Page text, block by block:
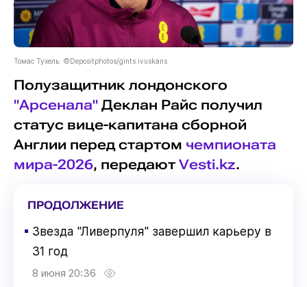
Томас Тухель. ©Depositphotos/gints.ivuskans
Полузащитник лондонского
"Арсенала"Деклан Райс получил
статус вице-капитана сборной
Англии перед стартом чемпионата
мира-2026, передают Vesti.kz.
ПРОДОЛЖЕНИЕ
▪ Звезда "Ливерпуля" завершил карьеру в
31 год
8 июня 20:36